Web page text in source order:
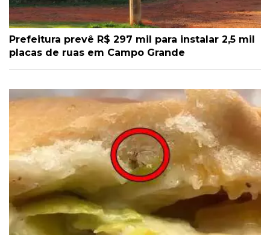
Prefeitura prevê R$ 297 mil para instalar 2,5 mil
placas de ruas em Campo Grande